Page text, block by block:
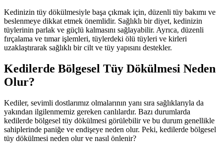
Kedinizin tüy dökülmesiyle başa çıkmak için, düzenli tüy bakımı ve
beslenmeye dikkat etmek önemlidir. Sağlıklı bir diyet, kedinizin
tüylerinin parlak ve güçlü kalmasını sağlayabilir. Ayrıca, düzenli
fırçalama ve tımar işlemleri, tüylerdeki ölü tüyleri ve kirleri
uzaklaştırarak sağlıklı bir cilt ve tüy yapısını destekler.
Kedilerde Bölgesel Tüy Dökülmesi Neden
Olur?
Kediler, sevimli dostlarımız olmalarının yanı sıra sağlıklarıyla da
yakından ilgilenmemiz gereken canlılardır. Bazı durumlarda
kedilerde bölgesel tüy dökülmesi görülebilir ve bu durum genellikle
sahiplerinde paniğe ve endişeye neden olur. Peki, kedilerde bölgesel
tüy dökülmesi neden olur ve nasıl önlenir?